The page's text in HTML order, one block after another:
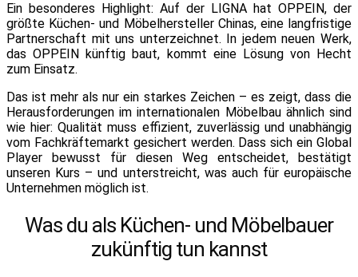
Ein besonderes Highlight: Auf der LIGNA hat OPPEIN, der
größte Küchen- und Möbelhersteller Chinas, eine langfristige
Partnerschaft mit uns unterzeichnet. In jedem neuen Werk,
das OPPEIN künftig baut, kommt eine Lösung von Hecht
zum Einsatz.
Das ist mehr als nur ein starkes Zeichen – es zeigt, dass die
Herausforderungen im internationalen Möbelbau ähnlich sind
wie hier: Qualität muss effizient, zuverlässig und unabhängig
vom Fachkräftemarkt gesichert werden. Dass sich ein Global
Player bewusst für diesen Weg entscheidet, bestätigt
unseren Kurs – und unterstreicht, was auch für europäische
Unternehmen möglich ist.
Was du als Küchen- und Möbelbauer
zukünftig tun kannst